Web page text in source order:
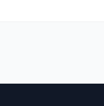
protegit i zones verdes.